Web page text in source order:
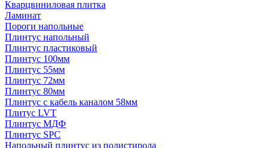
Кварцвиниловая плитка
Ламинат
Пороги напольные
Плинтус напольный
Плинтус пластиковый
Плинтус 100мм
Плинтус 55мм
Плинтус 72мм
Плинтус 80мм
Плинтус с кабель каналом 58мм
Плитус LVT
Плинтус МДФ
Плинтус SPC
Напольный плинтус из полистирола